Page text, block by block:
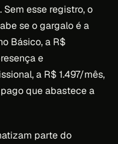
esse registro, o
se o gargalo é a
Básico, a R$
e
a R$ 1.497/mês,
que abastece a
parte do